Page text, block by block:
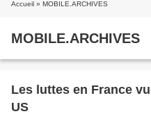
Accueil » MOBILE.ARCHIVES
MOBILE.ARCHIVES
Les luttes en France
US